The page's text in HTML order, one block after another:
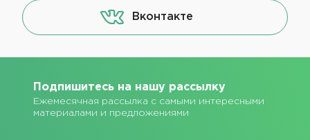
Вконтакте
Подпишитесь на нашу рассылку
Ежемесячная рассылка с самыми интересными
материалами и предложениями